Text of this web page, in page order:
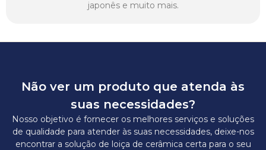
japonês e muito mais.
Não ver um produto que atenda às
suas necessidades?
Nosso objetivo é fornecer os melhores serviços e soluções
de qualidade para atender às suas necessidades, deixe-nos
encontrar a solução de loiça de cerâmica certa para o seu